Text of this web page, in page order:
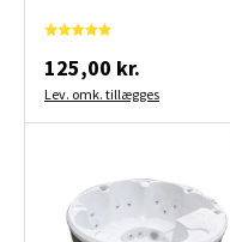
125,00 kr.
Lev. omk. tillægges